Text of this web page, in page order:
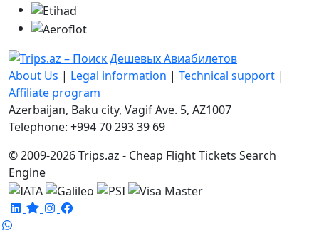
About Us | Legal information | Technical support |
Affiliate program
Azerbaijan, Baku city, Vagif Ave. 5, AZ1007
Telephone: +994 70 293 39 69
© 2009-2026 Trips.az - Cheap Flight Tickets Search
Engine